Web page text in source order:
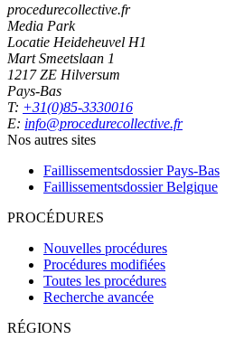
procedurecollective.fr
Media Park
Locatie Heideheuvel H1
Mart Smeetslaan 1
1217 ZE Hilversum
Pays-Bas
T: +31(0)85-3330016
E: info@procedurecollective.fr
Nos autres sites
Faillissementsdossier Pays-Bas
Faillissementsdossier Belgique
PROCÉDURES
Nouvelles procédures
Procédures modifiées
Toutes les procédures
Recherche avancée
RÉGIONS